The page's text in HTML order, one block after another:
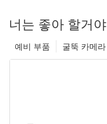
너는 좋아 할거야
굴뚝 카메라
예비 부품